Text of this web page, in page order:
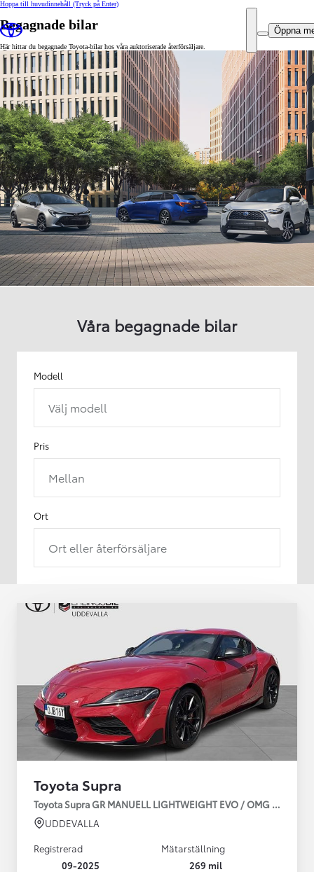
Hoppa till huvudinnehåll (Tryck på Enter)
Öppna
Begagnade bilar
Här hittar du begagnade Toyota-bilar hos våra auktoriserade återförsäljare.
Våra begagnade bilar
Modell
Välj modell
Pris
Mellan
Ort
Ort eller återförsäljare
Toyota Supra
Toyota Supra GR MANUELL LIGHTWEIGHT EVO / OMG LEV!
UDDEVALLA
Registrerad
09-2025
Mätarställning
269 mil